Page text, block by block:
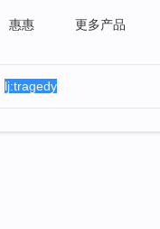
惠惠 更多产品